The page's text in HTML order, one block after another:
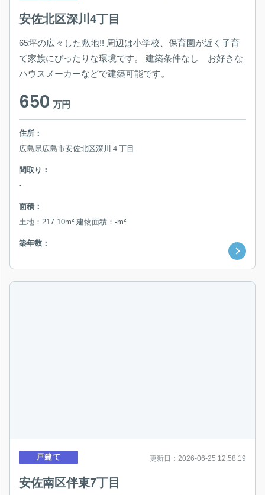
安佐北区深川4丁目
65坪の広々した敷地!! 周辺は小学校、保育園が近く子育
て家族にぴったりな環境です。 建築条件なし お好きな
ハウスメーカーなどで建築可能です。
650 万円
住所：
広島県広島市安佐北区深川４丁目
間取り：
-
面積：
土地：217.10m² 建物面積：-m²
築年数：
戸建て 更新日：2026-06-25 12:58:19
安佐南区伴東7丁目